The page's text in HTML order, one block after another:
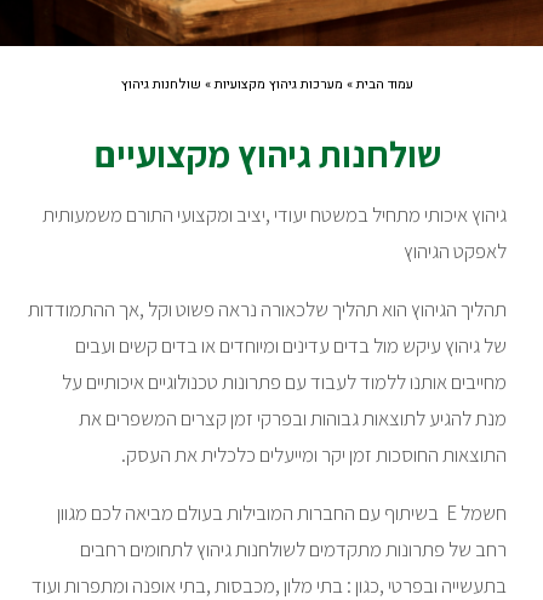
עמוד הבית» מערכות גיהוץ מקצועיות» שולחנות גיהוץ
שולחנות גיהוץ מקצועיים
גיהוץ איכותי מתחיל במשטח יעודי ,יציב ומקצועי התורם משמעותית
לאפקט הגיהוץ
תהליך הגיהוץ הוא תהליך שלכאורה נראה פשוט וקל ,אך ההתמודדות
של גיהוץ עיקש מול בדים עדינים ומיוחדים או בדים קשים ועבים
מחייבים אותנו ללמוד לעבוד עם פתרונות טכנולוגיים איכותיים על
מנת להגיע לתוצאות גבוהות ובפרקי זמן קצרים המשפרים את
התוצאות החוסכות זמן יקר ומייעלים כלכלית את העסק.
חשמל E בשיתוף עם החברות המובילות בעולם מביאה לכם מגוון
רחב של פתרונות מתקדמים לשולחנות גיהוץ לתחומים רחבים
בתעשייה ובפרטי ,כגון : בתי מלון ,מכבסות ,בתי אופנה ומתפרות ועוד